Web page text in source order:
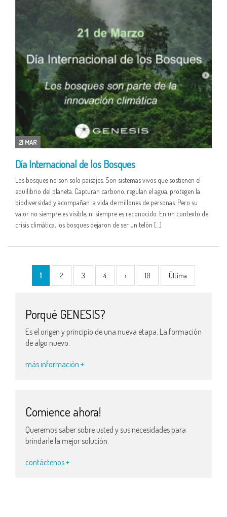
21 MAR
Día Internacional de los Bosques
Los bosques no son solo paisajes. Son sistemas vivos que sostienen el
equilibrio del planeta. Capturan carbono, regulan el agua, protegen la
biodiversidad y acompañan la vida de millones de personas. Pero su
valor no siempre es visible, ni siempre es reconocido. En un contexto de
crisis climática, los bosques dejaron de ser un telón […]
1 2 3 4 › 10 Última
Porqué GENESIS?
Es el origen y principio de una nueva etapa. La formación
de algo nuevo.
más información +
Comience ahora!
Queremos saber sobre usted y sus necesidades para
brindarle la mejor solución.
contáctenos +